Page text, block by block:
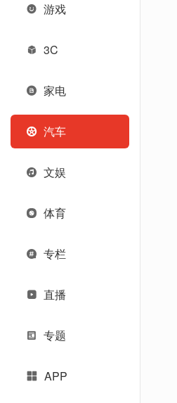
游戏
3C
家电
汽车
文娱
体育
专栏
直播
专题
APP